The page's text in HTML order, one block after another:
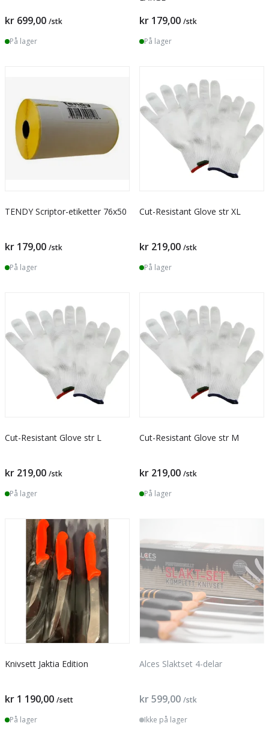
kr 699,00 /stk
På lager
kr 179,00 /stk
På lager
TENDY Scriptor-etiketter 76x50
kr 179,00 /stk
På lager
Cut-Resistant Glove str XL
kr 219,00 /stk
På lager
Cut-Resistant Glove str L
kr 219,00 /stk
På lager
Cut-Resistant Glove str M
kr 219,00 /stk
På lager
Knivsett Jaktia Edition
kr 1 190,00 /sett
På lager
Alces Slaktset 4-delar
kr 599,00 /stk
Ikke på lager